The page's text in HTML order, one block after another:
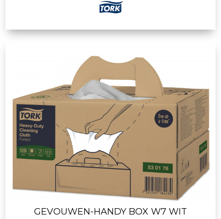
GEVOUWEN-HANDY BOX W7 WIT